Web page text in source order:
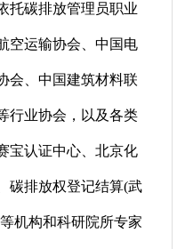
托碳排放管理员职业
空运输协会、中国电
会、中国建筑材料联
行业协会，以及各类
宝认证中心、北京化
碳排放权登记结算(武
机构和科研院所专家